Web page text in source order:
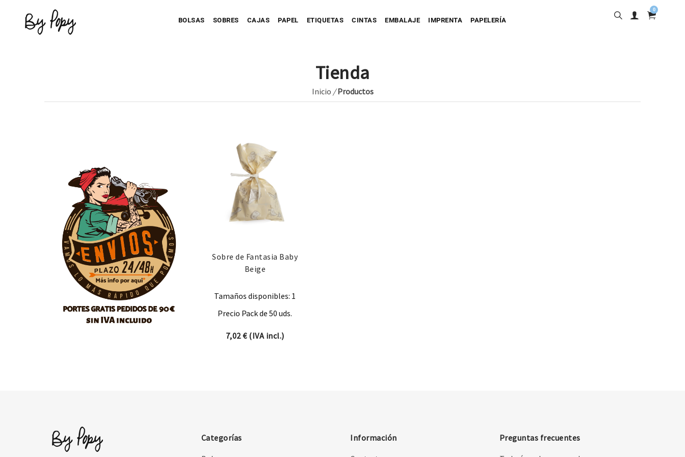
0
BOLSAS SOBRES
Personaliza tu Sobre
CAJAS
Personaliza tu Caja Caja automontable
PAPEL ETIQUETAS CINTAS EMBALAJE
Personaliza tu Precinto
IMPRENTA PAPELERÍA
Tienda
Inicio /Productos
Sobre de Fantasia Baby
Beige
Tamaños disponibles: 1
Precio Pack de 50 uds.
7,02€(IVA incl.)
Categorías Información Preguntas frecuentes